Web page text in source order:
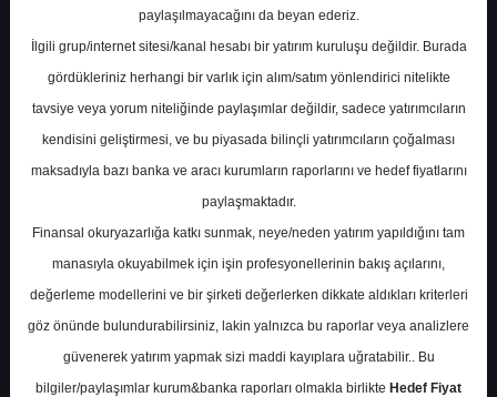
A- A+
HRKET - 4. Çeyrek Değerlendirmesi
Perşembe, 12 Mart 2026 00:00
S.No Dosya Adı İndir
1
pusula-yatirim-hrket-4-ceyrek-
İlgili
Dosyayı
İndir
paylaşılmayacağını da beyan ederiz.
İlgili grup/internet sitesi/kanal hesabı bir yatırım kuruluşu değildir. Burada
gördükleriniz herhangi bir varlık için alım/satım yönlendirici nitelikte
tavsiye veya yorum niteliğinde paylaşımlar değildir, sadece yatırımcıların
kendisini geliştirmesi, ve bu piyasada bilinçli yatırımcıların çoğalması
maksadıyla bazı banka ve aracı kurumların raporlarını ve hedef fiyatlarını
paylaşmaktadır.
Finansal okuryazarlığa katkı sunmak, neye/neden yatırım yapıldığını tam
manasıyla okuyabilmek için işin profesyonellerinin bakış açılarını,
değerleme modellerini ve bir şirketi değerlerken dikkate aldıkları kriterleri
göz önünde bulundurabilirsiniz, lakin yalnızca bu raporlar veya analizlere
güvenerek yatırım yapmak sizi maddi kayıplara uğratabilir.. Bu
bilgiler/paylaşımlar kurum&banka raporları olmakla birlikte Hedef Fiyat